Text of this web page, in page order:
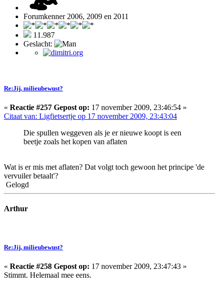
Forumkenner 2006, 2009 en 2011
11.987
Geslacht:
Re:Jij, milieubewust?
« Reactie #257 Gepost op: 17 november 2009, 23:46:54 »
Citaat van: Ligfietsertje op 17 november 2009, 23:43:04
Die spullen weggeven als je er nieuwe koopt is een
beetje zoals het kopen van aflaten
Wat is er mis met aflaten? Dat volgt toch gewoon het principe 'de
vervuiler betaalt'?
Gelogd
Arthur
Re:Jij, milieubewust?
« Reactie #258 Gepost op: 17 november 2009, 23:47:43 »
Stimmt. Helemaal mee eens.